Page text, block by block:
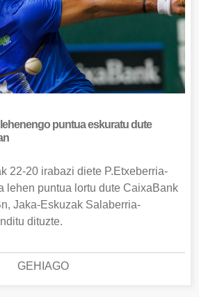
puntua eskuratu dute
22-20 irabazi diete P.Etxeberria-
lehen puntua lortu dute CaixaBank
Jaka-Eskuzak Salaberria-
dituzte.
GEHIAGO